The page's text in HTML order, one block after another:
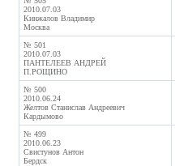
2010.07.03
Кинжалов Владимир
Москва
№ 501
2010.07.03
ПАНТЕЛЕЕВ АНДРЕЙ
П.РОЩИНО
№ 500
2010.06.24
Желтов Станислав Андреевич
Кардымово
№ 499
2010.06.23
Свистунов Антон
Бердск